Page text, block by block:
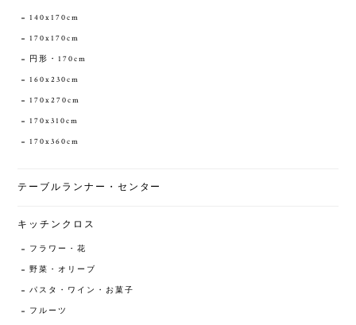
140x170cm
170x170cm
円形・170cm
160x230cm
170x270cm
170x310cm
170x360cm
テーブルランナー・センター
キッチンクロス
フラワー・花
野菜・オリーブ
パスタ・ワイン・お菓子
フルーツ